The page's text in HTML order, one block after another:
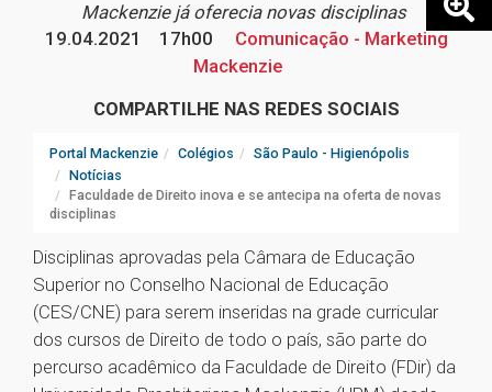
Mackenzie já oferecia novas disciplinas
19.04.2021
17h00
Comunicação - Marketing
Mackenzie
COMPARTILHE NAS REDES SOCIAIS
Portal Mackenzie Colégios
São Paulo - Higienópolis
Notícias
Faculdade de Direito inova e se antecipa na oferta de novas
disciplinas
Disciplinas aprovadas pela Câmara de Educação
Superior no Conselho Nacional de Educação
(CES/CNE) para serem inseridas na grade curricular
dos cursos de Direito de todo o país, são parte do
percurso acadêmico da Faculdade de Direito (FDir) da